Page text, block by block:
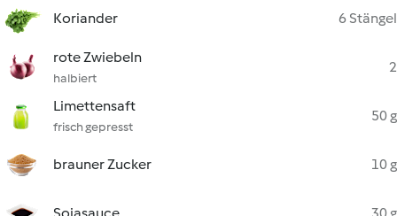
Koriander
6 Stängel
rote Zwiebeln
halbiert
2
Limettensaft
frisch gepresst
50 g
brauner Zucker 10 g